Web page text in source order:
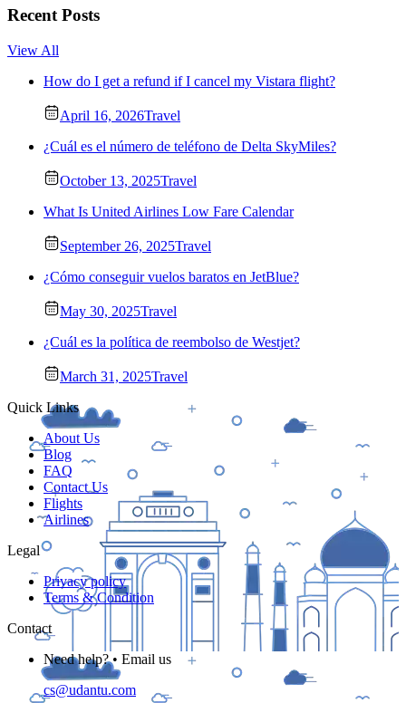
Recent Posts
View All
How do I get a refund if I cancel my Vistara flight?
April 16, 2026Travel
¿Cuál es el número de teléfono de Delta SkyMiles?
October 13, 2025Travel
What Is United Airlines Low Fare Calendar
September 26, 2025Travel
¿Cómo conseguir vuelos baratos en JetBlue?
May 30, 2025Travel
¿Cuál es la política de reembolso de Westjet?
March 31, 2025Travel
Quick Links
About Us
Blog
FAQ
Contact Us
Flights
Airlines
Legal
Privacy policy
Terms & Condition
Contact
Need help? • Email us
cs@udantu.com